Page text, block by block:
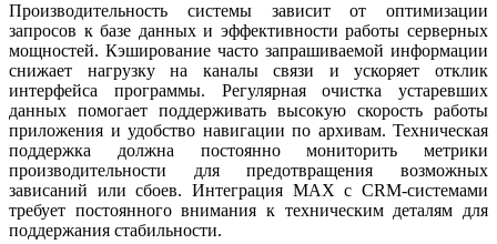
Производительность системы зависит от оптимизации
запросов к базе данных и эффективности работы серверных
мощностей. Кэширование часто запрашиваемой информации
снижает нагрузку на каналы связи и ускоряет отклик
интерфейса программы. Регулярная очистка устаревших
данных помогает поддерживать высокую скорость работы
приложения и удобство навигации по архивам. Техническая
поддержка должна постоянно мониторить метрики
производительности для предотвращения возможных
зависаний или сбоев. Интеграция MAX с CRM-системами
требует постоянного внимания к техническим деталям для
поддержания стабильности.